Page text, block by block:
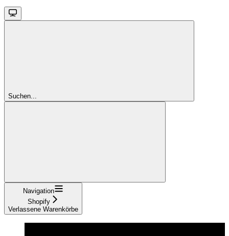
Suchen...
Navigation
Shopify
Verlassene Warenkörbe